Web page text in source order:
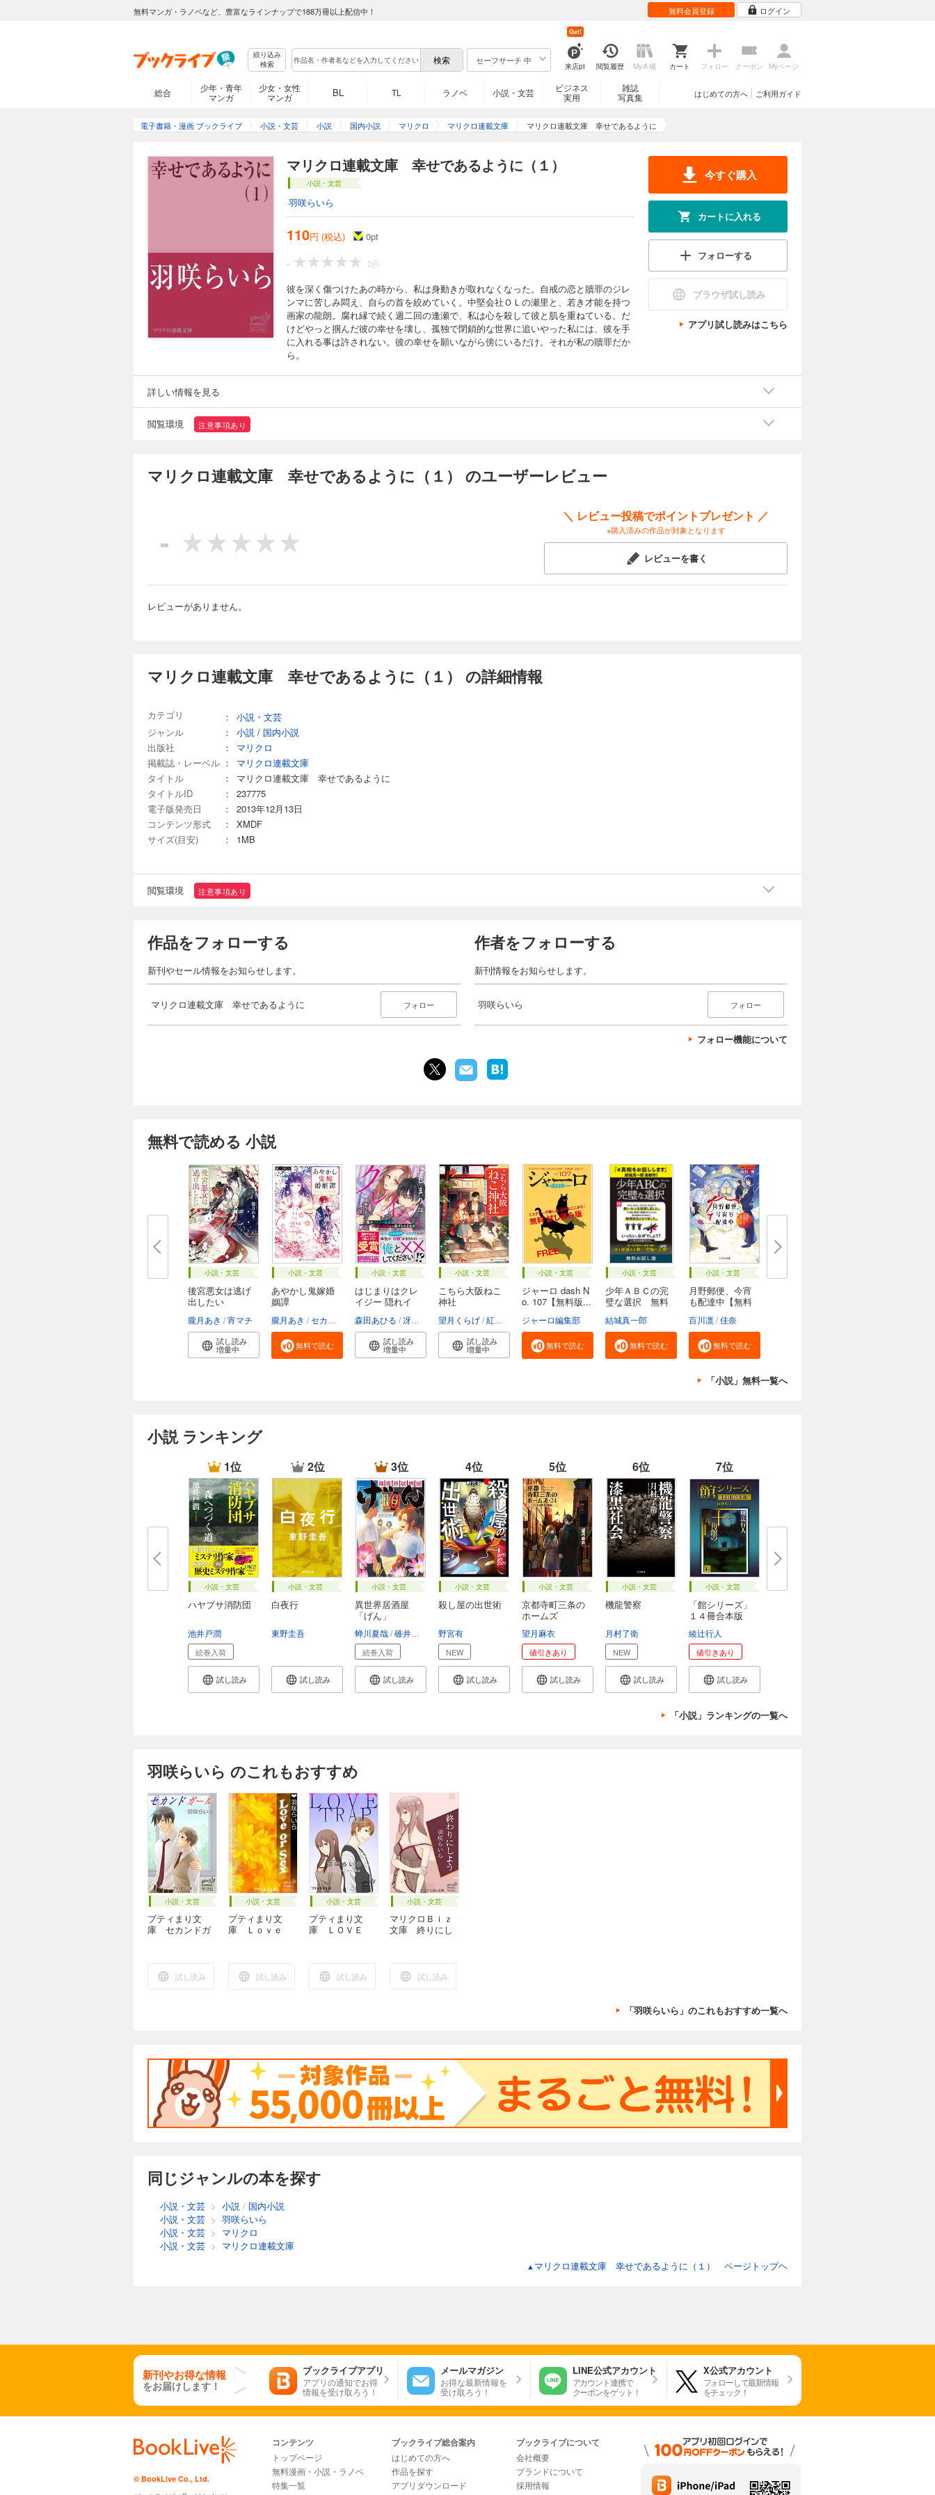
無料マンガ・ラノベなど、豊富なラインナップで188万冊以上配信中！ 無料会員登録 ログイン
絞り込み
検索
セーフサーチ 中
来店pt
Get!
閲覧履歴 My本棚 カート フォロー クーポン Myページ
総合
少年・青年
マンガ
少女・女性
マンガ
BL TL ラノベ 小説・文芸
ビジネス
実用
雑誌
写真集
ご利用ガイド
はじめての方へ
電子書籍・漫画 ブックライブ 小説・文芸 小説 国内小説 マリクロ マリクロ連載文庫 マリクロ連載文庫 幸せであるように
マリクロ連載文庫 幸せであるように（１）
小説・文芸
羽咲らいら
110円 (税込) 0pt
-
0件
彼を深く傷つけたあの時から、私は身動きが取れなくなった。自戒の恋と贖罪のジレ
ンマに苦しみ悶え、自らの首を絞めていく。中堅会社ＯＬの瀬里と、若き才能を持つ
画家の龍朗。腐れ縁で続く週二回の逢瀬で、私は心を殺して彼と肌を重ねている。だ
けどやっと掴んだ彼の幸せを壊し、孤独で閉鎖的な世界に追いやった私には、彼を手
に入れる事は許されない。彼の幸せを願いながら傍にいるだけ。それが私の贖罪だか
ら。
今すぐ購入
カートに入れる
フォローする
ブラウザ試し読み
アプリ試し読みはこちら
詳しい情報を見る
閲覧環境 注意事項あり
マリクロ連載文庫 幸せであるように（１） のユーザーレビュー
-
＼ レビュー投稿でポイントプレゼント ／
※購入済みの作品が対象となります
レビューを書く
レビューがありません。
マリクロ連載文庫 幸せであるように（１） の詳細情報
カテゴリ ：
小説・文芸
ジャンル
： 小説 / 国内小説
出版社
：
マリクロ
掲載誌・レーベル ：
マリクロ連載文庫
タイトル
：
マリクロ連載文庫 幸せであるように
タイトルID
：
237775
電子版発売日
：
2013年12月13日
コンテンツ形式
：
XMDF
サイズ(目安)
： 1MB
閲覧環境 注意事項あり
作品をフォローする
新刊やセール情報をお知らせします。
マリクロ連載文庫 幸せであるように フォロー
作者をフォローする
新刊情報をお知らせします。
羽咲らいら フォロー
フォロー機能について
無料で読める 小説
小説・文芸
後宮悪女は逃げ
出したい
朧月あき 宵マチ
試し読み
増量中
小説・文芸
あやかし鬼嫁婚
姻譚
朧月あき セカイメグル
無料で読む
小説・文芸
はじまりはクレ
イジー 隠れイ
森田あひる 冴島ユカ子
試し読み
増量中
小説・文芸
こちら大阪ねこ
神社
望月くらげ 紅木春
試し読み
増量中
小説・文芸
ジャーロ dash N
o. 107【無料版...
ジャーロ編集部
無料で読む
小説・文芸
少年ＡＢＣの完
璧な選択 無料
結城真一郎
無料で読む
小説・文芸
月野郵便、今宵
も配達中【無料
百川凛 佳奈
無料で読む
「小説」無料一覧へ
小説 ランキング
1位
小説・文芸
ハヤブサ消防団
池井戸潤
続巻入荷
試し読み
2位
小説・文芸
白夜行
東野圭吾
試し読み
3位
小説・文芸
異世界居酒屋
「げん」
蝉川夏哉 碓井ツカサ
続巻入荷
試し読み
4位
小説・文芸
殺し屋の出世術
野宮有
NEW
試し読み
5位
小説・文芸
京都寺町三条の
ホームズ
望月麻衣
値引きあり
試し読み
6位
小説・文芸
機龍警察
月村了衛
NEW
試し読み
7位
小説・文芸
「館シリーズ」
１４冊合本版
綾辻行人
値引きあり
試し読み
「小説」ランキングの一覧へ
羽咲らいら のこれもおすすめ
小説・文芸
プティまり文
庫 セカンドガ
試し読み
小説・文芸
プティまり文
庫 Ｌｏｖｅ
試し読み
小説・文芸
プティまり文
庫 ＬＯＶＥ
試し読み
小説・文芸
マリクロＢｉｚ
文庫 終りにし
試し読み
「羽咲らいら」のこれもおすすめ一覧へ
同じジャンルの本を探す
小説・文芸 > 小説 / 国内小説
小説・文芸 > 羽咲らいら
小説・文芸 > マリクロ
小説・文芸 > マリクロ連載文庫
▲ マリクロ連載文庫 幸せであるように（１） ページトップヘ
新刊やお得な情報
をお届けします！
ブックライブアプリ
アプリの通知でお得
情報を受け取ろう！
メールマガジン
お得な最新情報を
受け取ろう！
LINE公式アカウント
アカウント連携で
クーポンをゲット！
X公式アカウント
フォローして最新情報
をチェック！
© BookLive Co., Ltd.
コンテンツ
トップページ
無料漫画・小説・ラノベ
特集一覧
ブックライブ総合案内
はじめての方へ
作品を探す
アプリダウンロード
ブックライブについて
会社概要
ブランドについて
採用情報